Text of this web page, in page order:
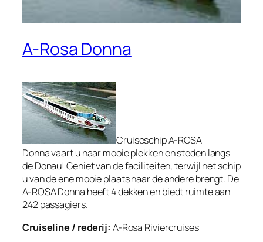
A-Rosa Donna
Cruiseschip A-ROSA
Donna vaart u naar mooie plekken en steden langs
de Donau! Geniet van de faciliteiten, terwijl het schip
u van de ene mooie plaats naar de andere brengt. De
A-ROSA Donna heeft 4 dekken en biedt ruimte aan
242 passagiers.
Cruiseline / rederij: A-Rosa Riviercruises